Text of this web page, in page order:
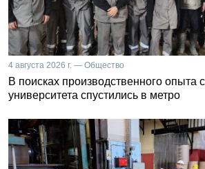
4 августа 2026 г. — Общество
В поисках производственного опыта
университета спустились в метро